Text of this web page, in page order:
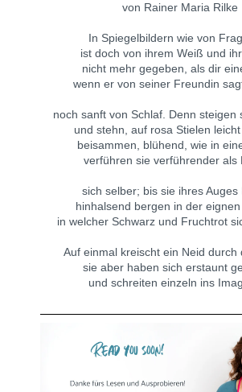
von Rainer Maria Rilke
In Spiegelbildern wie von
ist doch von ihrem Weiß und
nicht mehr gegeben, als dir
wenn er von seiner Freundin
noch sanft von Schlaf. Denn steigen
und stehn, auf rosa Stielen leicht
beisammen, blühend, wie in
verführen sie verführender als
sich selber; bis sie ihres Auges
hinhalsend bergen in der eignen
in welcher Schwarz und Fruchtrot
Auf einmal kreischt ein Neid durch
sie aber haben sich erstaunt
und schreiten einzeln ins